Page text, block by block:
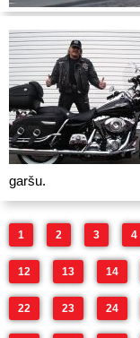
garšu.
1 2 3 4
12 13 14
22 23 24